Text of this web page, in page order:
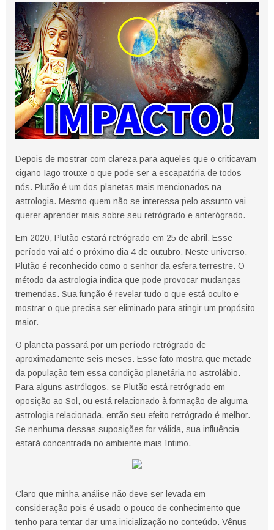
Depois de mostrar com clareza para aqueles que o criticavam
cigano Iago trouxe o que pode ser a escapatória de todos
nós. Plutão é um dos planetas mais mencionados na
astrologia. Mesmo quem não se interessa pelo assunto vai
querer aprender mais sobre seu retrógrado e anterógrado.
Em 2020, Plutão estará retrógrado em 25 de abril. Esse
período vai até o próximo dia 4 de outubro. Neste universo,
Plutão é reconhecido como o senhor da esfera terrestre. O
método da astrologia indica que pode provocar mudanças
tremendas. Sua função é revelar tudo o que está oculto e
mostrar o que precisa ser eliminado para atingir um propósito
maior.
O planeta passará por um período retrógrado de
aproximadamente seis meses. Esse fato mostra que metade
da população tem essa condição planetária no astrolábio.
Para alguns astrólogos, se Plutão está retrógrado em
oposição ao Sol, ou está relacionado à formação de alguma
astrologia relacionada, então seu efeito retrógrado é melhor.
Se nenhuma dessas suposições for válida, sua influência
estará concentrada no ambiente mais íntimo.
Claro que minha análise não deve ser levada em
consideração pois é usado o pouco de conhecimento que
tenho para tentar dar uma inicialização no conteúdo. Vênus